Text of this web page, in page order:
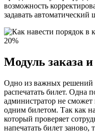
возможность
задавать автоматический
Модуль заказа
Одно из важных решений
распечатать билет. Одна
администратор не
одним билетом. Так как
который проверяет
напечатать билет заново,